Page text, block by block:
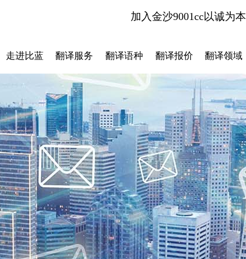
加入金沙9001cc以诚为本
走进比蓝 翻译服务 翻译语种 翻译报价 翻译领域